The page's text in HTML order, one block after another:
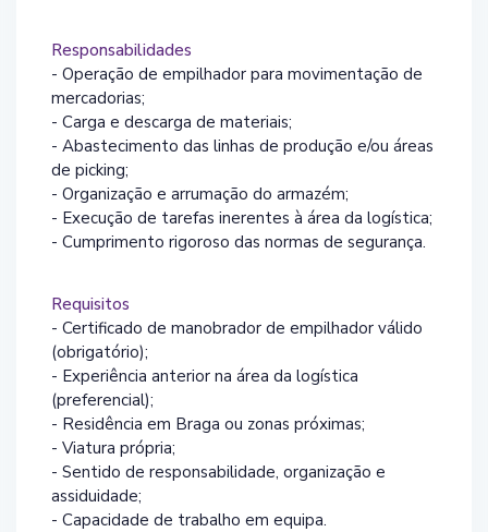
Responsabilidades
- Operação de empilhador para movimentação de
mercadorias;
- Carga e descarga de materiais;
- Abastecimento das linhas de produção e/ou áreas
de picking;
- Organização e arrumação do armazém;
- Execução de tarefas inerentes à área da logística;
- Cumprimento rigoroso das normas de segurança.
Requisitos
- Certificado de manobrador de empilhador válido
(obrigatório);
- Experiência anterior na área da logística
(preferencial);
- Residência em Braga ou zonas próximas;
- Viatura própria;
- Sentido de responsabilidade, organização e
assiduidade;
- Capacidade de trabalho em equipa.